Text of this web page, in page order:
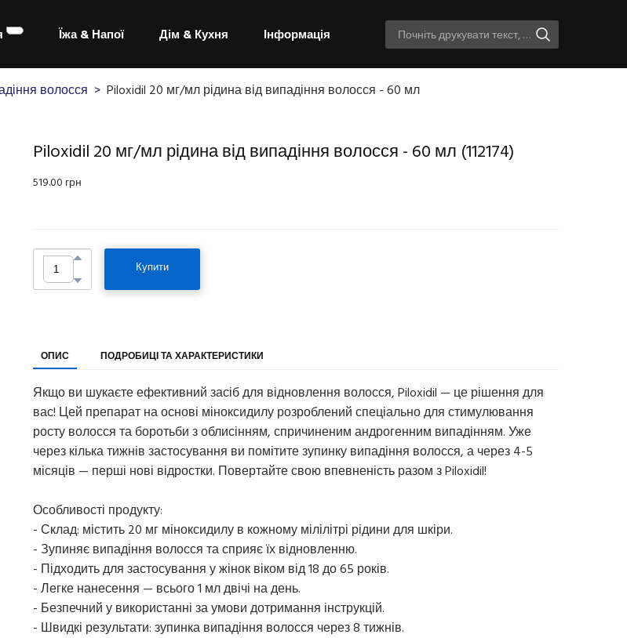
Їжа & Напої Дім & Кухня Інформація
волосся Piloxidil 20 мг/мл рідина від випадіння волосся - 60 мл
Piloxidil 20 мг/мл рідина від випадіння волосся - 60 мл (112174)
519.00 грн
Купити
ОПИС ПОДРОБИЦІ ТА ХАРАКТЕРИСТИКИ
Якщо ви шукаєте ефективний засіб для відновлення волосся, Piloxidil — це рішення для
вас! Цей препарат на основі міноксидилу розроблений спеціально для стимулювання
росту волосся та боротьби з облисінням, спричиненим андрогенним випадінням. Уже
через кілька тижнів застосування ви помітите зупинку випадіння волосся, а через 4-5
місяців — перші нові відростки. Повертайте свою впевненість разом з Piloxidil!
Особливості продукту:
- Склад: містить 20 мг міноксидилу в кожному мілілітрі рідини для шкіри.
- Зупиняє випадіння волосся та сприяє їх відновленню.
- Підходить для застосування у жінок віком від 18 до 65 років.
- Легке нанесення — всього 1 мл двічі на день.
- Безпечний у використанні за умови дотримання інструкцій.
- Швидкі результати: зупинка випадіння волосся через 8 тижнів.